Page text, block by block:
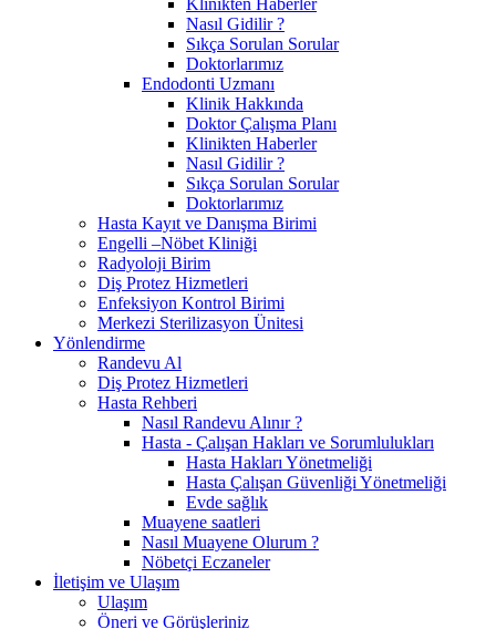
Nasıl Gidilir ?
Sıkça Sorulan Sorular
Doktorlarımız
Endodonti Uzmanı
Klinik Hakkında
Doktor Çalışma Planı
Klinikten Haberler
Nasıl Gidilir ?
Sıkça Sorulan Sorular
Doktorlarımız
Hasta Kayıt ve Danışma Birimi
Engelli –Nöbet Kliniği
Radyoloji Birim
Diş Protez Hizmetleri
Enfeksiyon Kontrol Birimi
Merkezi Sterilizasyon Ünitesi
Yönlendirme
Randevu Al
Diş Protez Hizmetleri
Hasta Rehberi
Nasıl Randevu Alınır ?
Hasta - Çalışan Hakları ve Sorumlulukları
Hasta Hakları Yönetmeliği
Hasta Çalışan Güvenliği Yönetmeliği
Evde sağlık
Muayene saatleri
Nasıl Muayene Olurum ?
Nöbetçi Eczaneler
İletişim ve Ulaşım
Ulaşım
Öneri ve Görüşleriniz